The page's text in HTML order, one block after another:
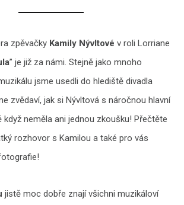
zpěvačky Kamily Nývltové v roli Lorriane
” je již za námi. Stejně jako mnoho
jsme usedli do hlediště divadla
zvědaví, jak si Nývltová s náročnou hlavní
když neměla ani jednou zkoušku! Přečtěte
rozhovor s Kamilou a také pro vás
jistě moc dobře znají všichni muzikáloví